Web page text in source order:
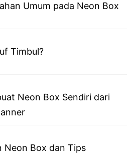
Umum pada Neon Box
Timbul?
Neon Box Sendiri dari
Neon Box dan Tips